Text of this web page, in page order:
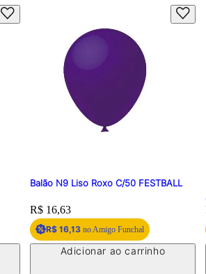
Balão N9 Liso Roxo C/50 FESTBALL
Price:
R$ 16,63
R$ 16,13no Amigo Funchal
Adicionar ao carrinho